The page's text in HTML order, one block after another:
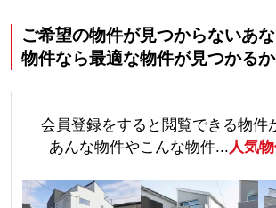
ご希望の物件が見つからないあ
物件なら最適な物件が見つかるか
会員登録をすると閲覧できる物件
あんな物件やこんな物件...人気